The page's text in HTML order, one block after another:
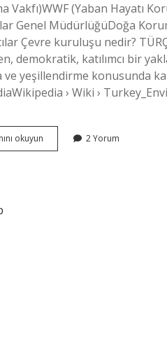
Vakfı)WWF (Yaban Hayatı
Genel MüdürlüğüDoğa
Çevre kuruluşu nedir?
demokratik, katılımcı bir
ve yeşillendirme konusunda
› Wiki ›
okuyun
Sivil
2 Yorum